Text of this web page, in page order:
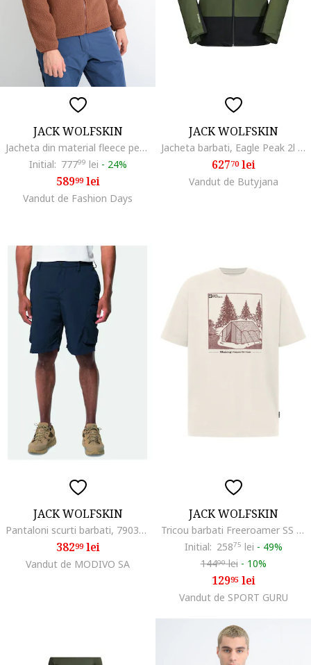
JACK WOLFSKIN
Jacheta din material fleece pentru trekking Kammweg, Maro inchis/Negru
Initial: 77799 lei - 24%
58999lei
Vandut de Fashion Days
JACK WOLFSKIN
Jacheta barbati, Eagle Peak 2l Jkt M 1112993, Verde
62770lei
Vandut de Butyjana
JACK WOLFSKIN
Pantaloni scurti barbati, 790332, Bleumarin, Poliamida
38299lei
Vandut de MODIVO SA
JACK WOLFSKIN
Tricou barbati Freeroamer SS 2025, Alb
Initial: 25875 lei - 49%
14490lei - 10%
12995lei
Vandut de SPORT GURU